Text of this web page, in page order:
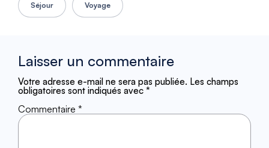
Séjour Voyage
Laisser un commentaire
Votre adresse e-mail ne sera pas publiée. Les champs
obligatoires sont indiqués avec *
Commentaire *